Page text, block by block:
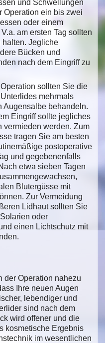
und Schwellungen
Operation ein bis zwei
oder einem
am ersten Tag sollten
halten. Jegliche
Bücken und
nach dem Eingriff zu
sollten Sie die
mehrmals
Augensalbe behandeln.
Eingriff sollte jegliches
vermieden werden. Zum
tragen Sie am besten
postoperative
und gegebenenfalls
etwa sieben Tagen
Blutergüsse mit
Zur Vermeidung
Lidhaut sollten Sie
oder
einen Lichtschutz mit
der Operation nahezu
Ihre neuen Augen
lebendiger und
sind nach dem
wird offener und die
kosmetische Ergebnis
im wesentlichen